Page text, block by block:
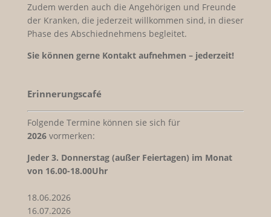
Zudem werden auch die Angehörigen und Freunde
der Kranken, die jederzeit willkommen sind, in dieser
Phase des Abschiednehmens begleitet.
Sie können gerne Kontakt aufnehmen – jederzeit!
Erinnerungscafé
Folgende Termine können sie sich für
2026vormerken:
Jeder 3. Donnerstag (außer Feiertagen) im Monat
von 16.00-18.00Uhr
18.06.2026
16.07.2026